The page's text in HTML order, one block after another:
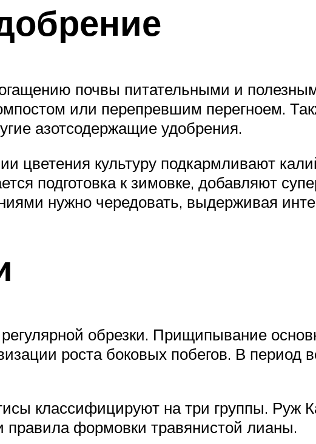
почвы питательными и
или перепревшим перегноем.
азотсодержащие удобрения.
цветения культуру подкармливают
подготовка к зимовке, добавляют
нужно чередовать, выдерживая
обрезки. Прищипывание
роста боковых побегов. В период
классифицируют на три группы. Руж
правила формовки травянистой лианы.